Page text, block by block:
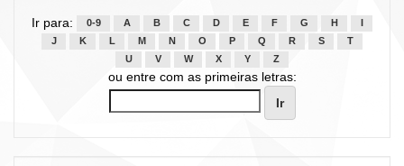
Ir para: 0-9 A B C D E F G H
J
K L M N O P Q R S
T
U
V W X Y Z
ou entre com as primeiras letras: